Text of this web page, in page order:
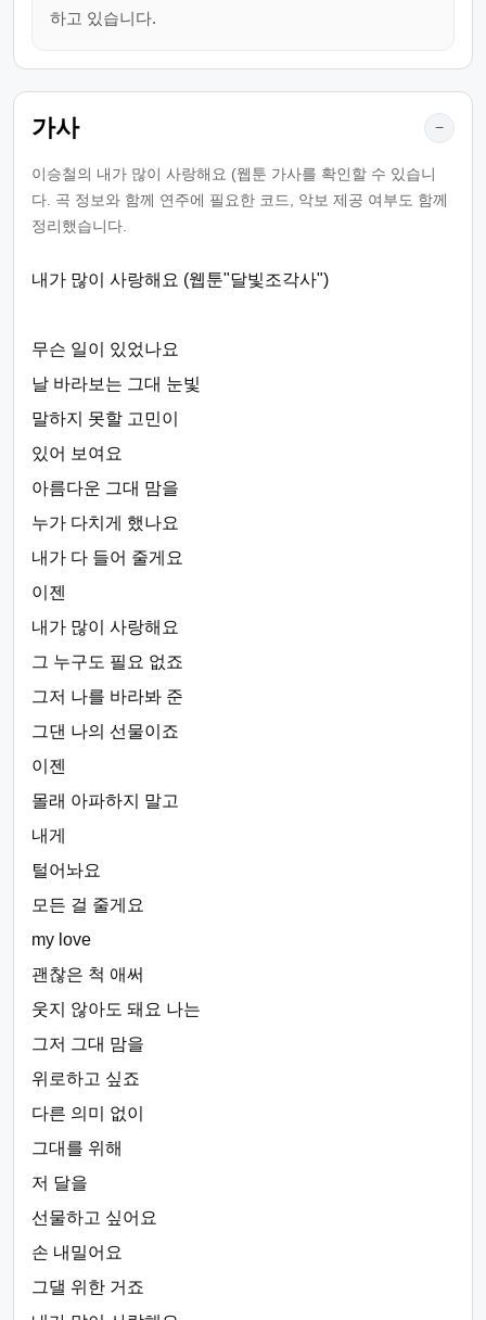
하고 있습니다.
가사 −
이승철의 내가 많이 사랑해요 (웹툰 가사를 확인할 수 있습니
다. 곡 정보와 함께 연주에 필요한 코드, 악보 제공 여부도 함께
정리했습니다.
내가 많이 사랑해요 (웹툰"달빛조각사")
무슨 일이 있었나요
날 바라보는 그대 눈빛
말하지 못할 고민이
있어 보여요
아름다운 그대 맘을
누가 다치게 했나요
내가 다 들어 줄게요
이젠
내가 많이 사랑해요
그 누구도 필요 없죠
그저 나를 바라봐 준
그댄 나의 선물이죠
이젠
몰래 아파하지 말고
내게
털어놔요
모든 걸 줄게요
my love
괜찮은 척 애써
웃지 않아도 돼요 나는
그저 그대 맘을
위로하고 싶죠
다른 의미 없이
그대를 위해
저 달을
선물하고 싶어요
손 내밀어요
그댈 위한 거죠